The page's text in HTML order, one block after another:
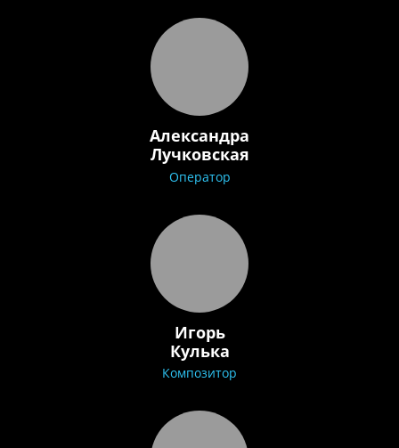
Александра
Лучковская
Оператор
Игорь
Кулька
Композитор